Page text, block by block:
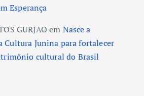
Esperança
GURJAO em Nasce a
Cultura Junina para fortalecer
cultural do Brasil